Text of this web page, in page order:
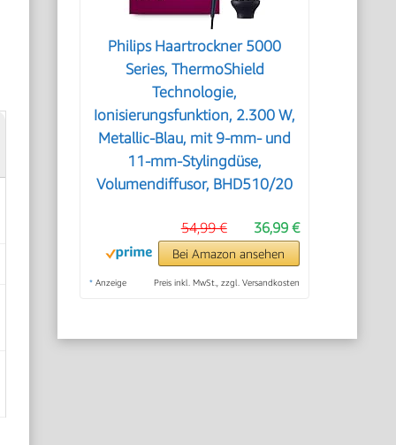
Philips Haartrockner 5000
Series, ThermoShield
Technologie,
Ionisierungsfunktion, 2.300 W,
Metallic-Blau, mit 9-mm- und
11-mm-Stylingdüse,
Volumendiffusor, BHD510/20
36,99 €
54,99 €
Bei Amazon ansehen
* Anzeige Preis inkl. MwSt., zzgl. Versandkosten